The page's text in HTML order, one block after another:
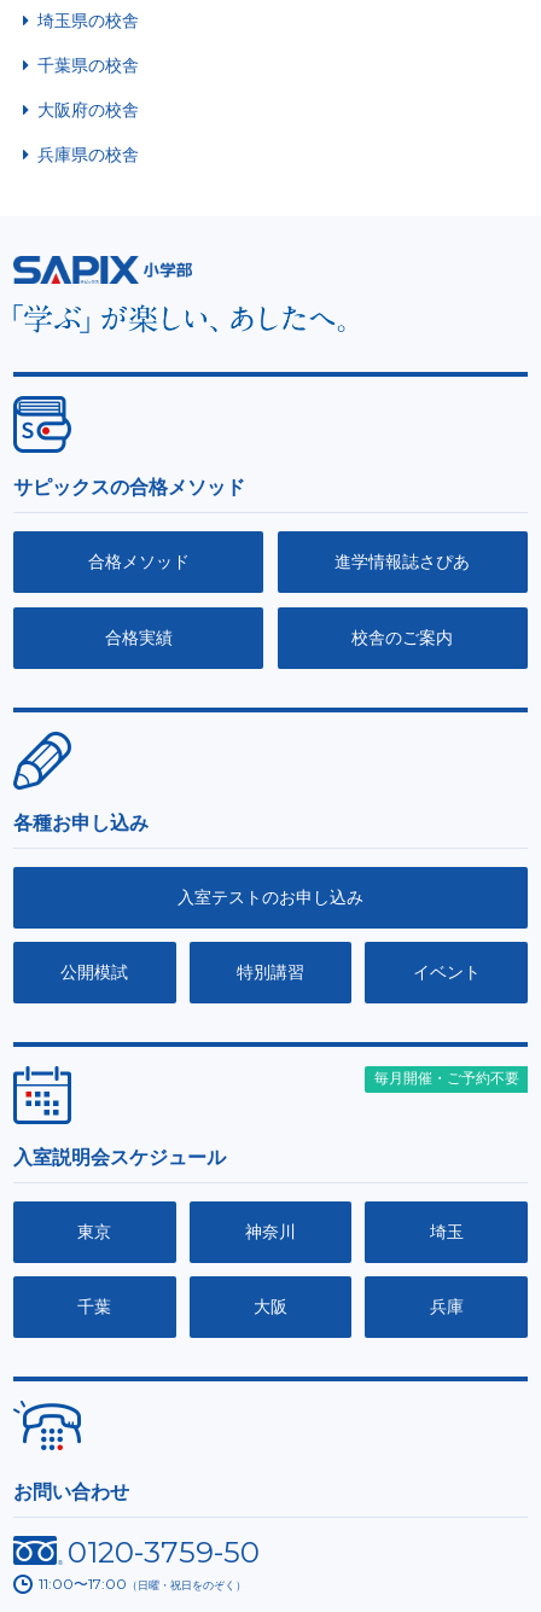
埼玉県の校舎
千葉県の校舎
大阪府の校舎
兵庫県の校舎
サピックスの合格メソッド
合格メソッド 進学情報誌さぴあ
合格実績 校舎のご案内
各種お申し込み
入室テストのお申し込み
公開模試 特別講習 イベント
入室説明会スケジュール
毎月開催・ご予約不要
東京 神奈川 埼玉
千葉 大阪 兵庫
お問い合わせ
0120-3759-50
11:00〜17:00 （日曜・祝日をのぞく）